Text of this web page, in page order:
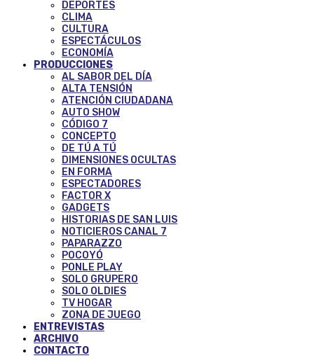
DEPORTES
CLIMA
CULTURA
ESPECTÁCULOS
ECONOMÍA
PRODUCCIONES
AL SABOR DEL DÍA
ALTA TENSIÓN
ATENCIÓN CIUDADANA
AUTO SHOW
CÓDIGO 7
CONCEPTO
DE TÚ A TÚ
DIMENSIONES OCULTAS
EN FORMA
ESPECTADORES
FACTOR X
GADGETS
HISTORIAS DE SAN LUIS
NOTICIEROS CANAL 7
PAPARAZZO
POCOYÓ
PONLE PLAY
SOLO GRUPERO
SOLO OLDIES
TV HOGAR
ZONA DE JUEGO
ENTREVISTAS
ARCHIVO
CONTACTO